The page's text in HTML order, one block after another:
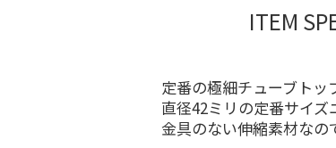
ITEM
定番の極細チューブトッ
直径42ミリの定番サイズ
金具のない伸縮素材な